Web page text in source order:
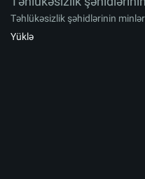
Təhlükəsizlik şəhidlərinin
Yüklə